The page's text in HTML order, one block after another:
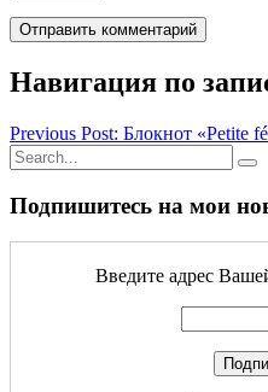
Навигация по
Previous Post: Блокнот «Petite
Подпишитесь на мои
Введите адрес